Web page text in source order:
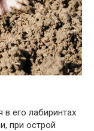
его лабиринтах
при острой